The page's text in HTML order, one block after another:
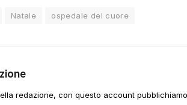
Natale ospedale del cuore
redazione, con questo account